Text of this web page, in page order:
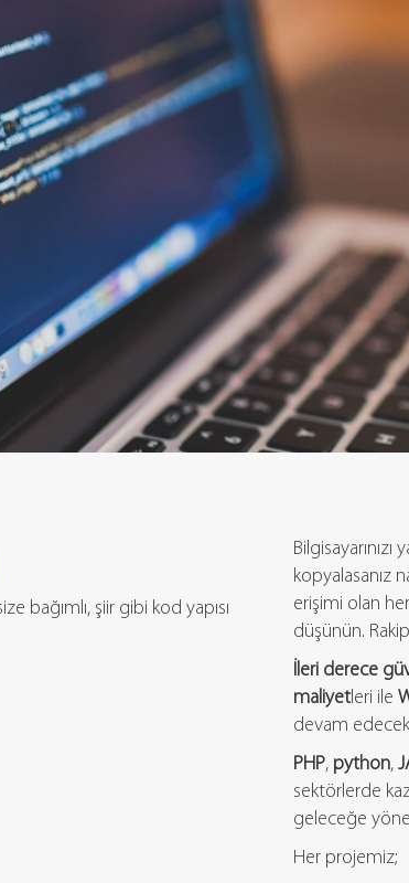
bağımlı, şiir gibi kod yapısı
Bilgisayarınızı
kopyalasanız
erişimi olan
düşünün.
İleri derece
maliyetleri ile
devam
PHP, python,
sektörlerde
geleceğe
Her projemiz;